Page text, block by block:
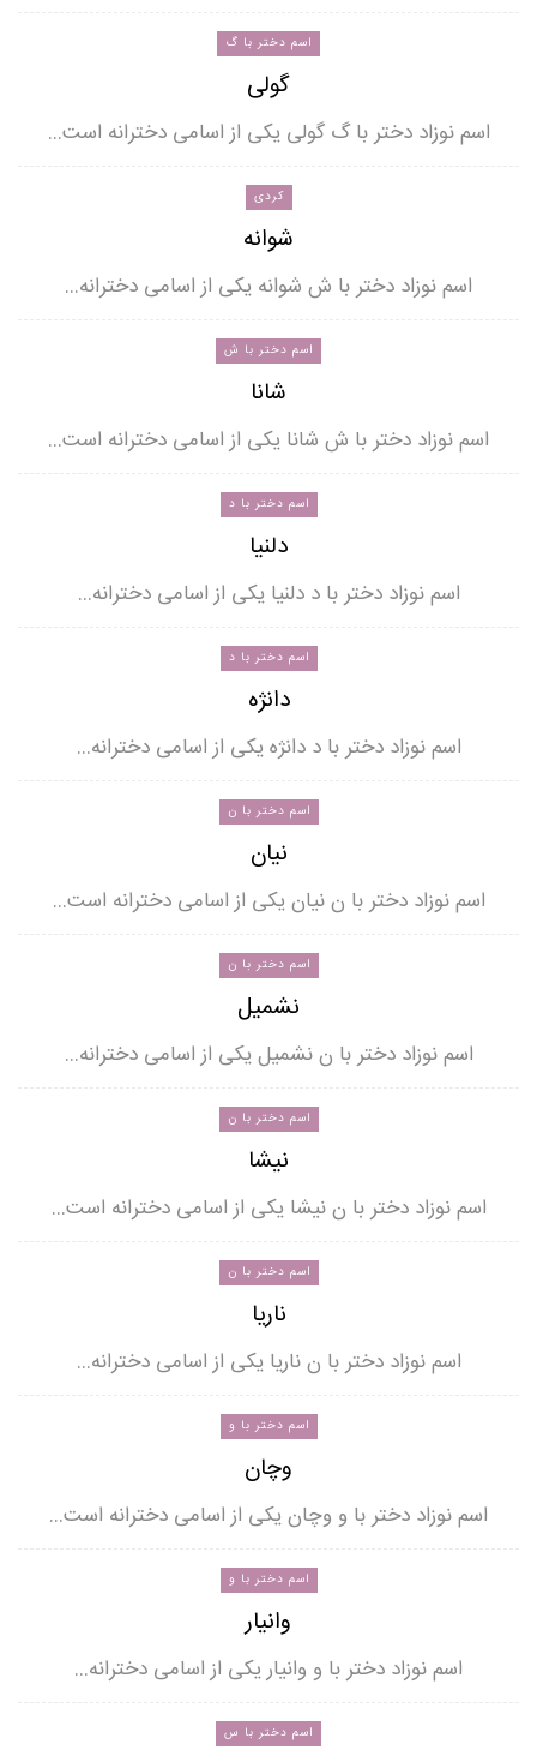
اسم دختر با گ
گولی
اسم نوزاد دختر با گ گولی یکی از اسامی دخترانه است…
کردی
شوانه
اسم نوزاد دختر با ش شوانه یکی از اسامی دخترانه…
اسم دختر با ش
شانا
اسم نوزاد دختر با ش شانا یکی از اسامی دخترانه است…
اسم دختر با د
دلنیا
اسم نوزاد دختر با د دلنیا یکی از اسامی دخترانه…
اسم دختر با د
دانژه
اسم نوزاد دختر با د دانژه یکی از اسامی دخترانه…
اسم دختر با ن
نیان
اسم نوزاد دختر با ن نیان یکی از اسامی دخترانه است…
اسم دختر با ن
نشمیل
اسم نوزاد دختر با ن نشمیل یکی از اسامی دخترانه…
اسم دختر با ن
نیشا
اسم نوزاد دختر با ن نیشا یکی از اسامی دخترانه است…
اسم دختر با ن
ناریا
اسم نوزاد دختر با ن ناریا یکی از اسامی دخترانه…
اسم دختر با و
وچان
اسم نوزاد دختر با و وچان یکی از اسامی دخترانه است…
اسم دختر با و
وانیار
اسم نوزاد دختر با و وانیار یکی از اسامی دخترانه…
اسم دختر با س